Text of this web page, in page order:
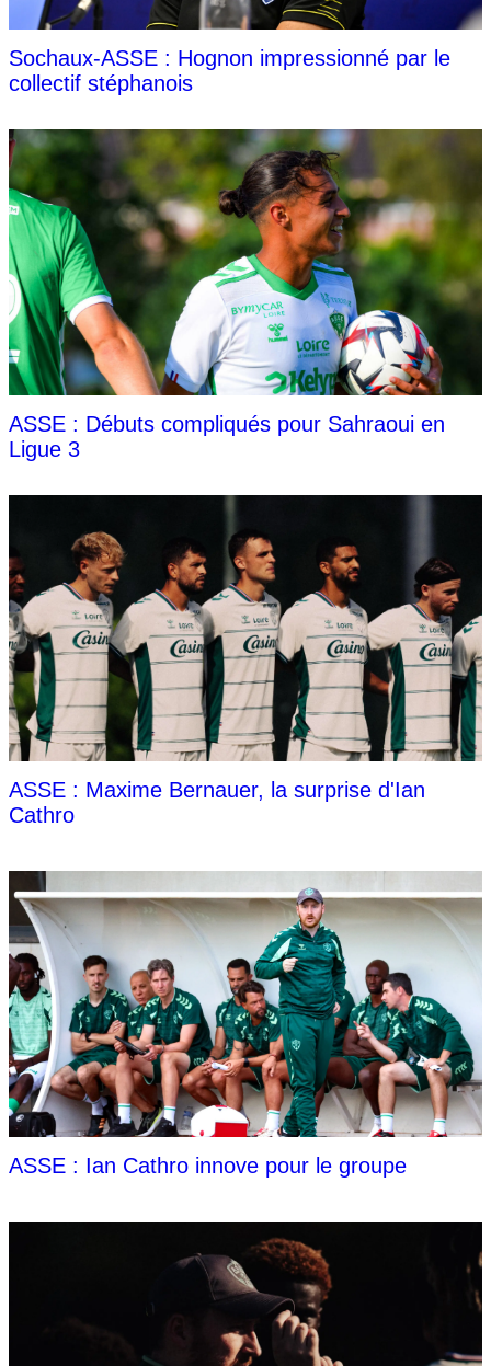
Sochaux-ASSE : Hognon impressionné par le
collectif stéphanois
ASSE : Débuts compliqués pour Sahraoui en
Ligue 3
ASSE : Maxime Bernauer, la surprise d'Ian
Cathro
ASSE : Ian Cathro innove pour le groupe